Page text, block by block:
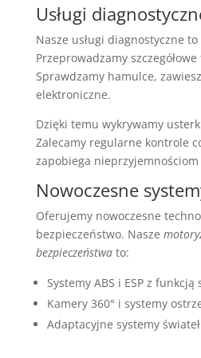
Usługi
Nasze usługi diagnostyczne
Przeprowadzamy
Sprawdzamy hamulce,
elektroniczne.
Dzięki temu wykrywamy
Zalecamy regularne kontrole
zapobiega
Nowoczesne
Oferujemy nowoczesne
bezpieczeństwo. Nasze
bezpieczeństwato:
Systemy ABS i ESP z
Kamery 360° i systemy
Adaptacyjne systemy